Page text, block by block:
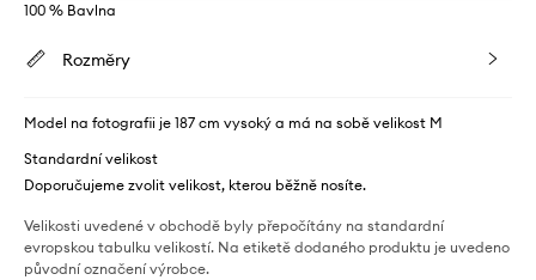
100 % Bavlna
Rozměry
Model na fotografii je 187 cm vysoký a má na sobě velikost M
Standardní velikost
Doporučujeme zvolit velikost, kterou běžně nosíte.
Velikosti uvedené v obchodě byly přepočítány na standardní
evropskou tabulku velikostí. Na etiketě dodaného produktu je uvedeno
původní označení výrobce.